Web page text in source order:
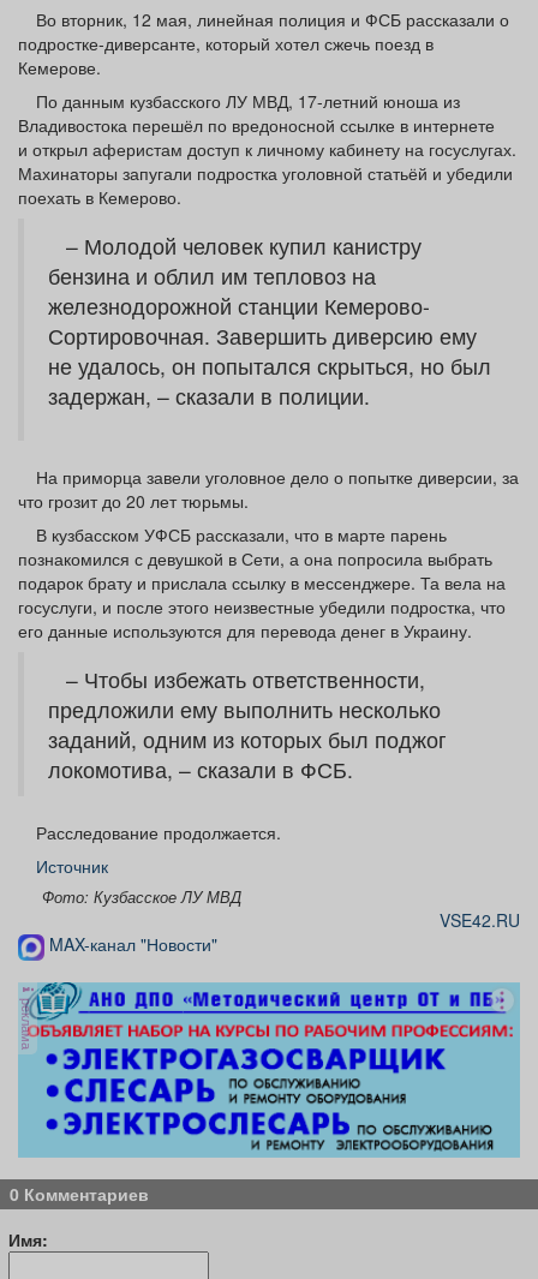
Во вторник, 12 мая, линейная полиция и ФСБ рассказали о
подростке-диверсанте, который хотел сжечь поезд в
Кемерове.
По данным кузбасского ЛУ МВД, 17-летний юноша из
Владивостока перешёл по вредоносной ссылке в интернете
и открыл аферистам доступ к личному кабинету на госуслугах.
Махинаторы запугали подростка уголовной статьёй и убедили
поехать в Кемерово.
– Молодой человек купил канистру
бензина и облил им тепловоз на
железнодорожной станции Кемерово-
Сортировочная. Завершить диверсию ему
не удалось, он попытался скрыться, но был
задержан, – сказали в полиции.
На приморца завели уголовное дело о попытке диверсии, за
что грозит до 20 лет тюрьмы.
В кузбасском УФСБ рассказали, что в марте парень
познакомился с девушкой в Сети, а она попросила выбрать
подарок брату и прислала ссылку в мессенджере. Та вела на
госуслуги, и после этого неизвестные убедили подростка, что
его данные используются для перевода денег в Украину.
– Чтобы избежать ответственности,
предложили ему выполнить несколько
заданий, одним из которых был поджог
локомотива, – сказали в ФСБ.
Расследование продолжается.
Источник
Фото: Кузбасское ЛУ МВД
VSE42.RU
MAX-канал "Новости"
реклама
0 Комментариев
Имя: